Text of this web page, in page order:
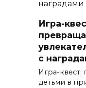
Игра-
с
Игра-
детьми в